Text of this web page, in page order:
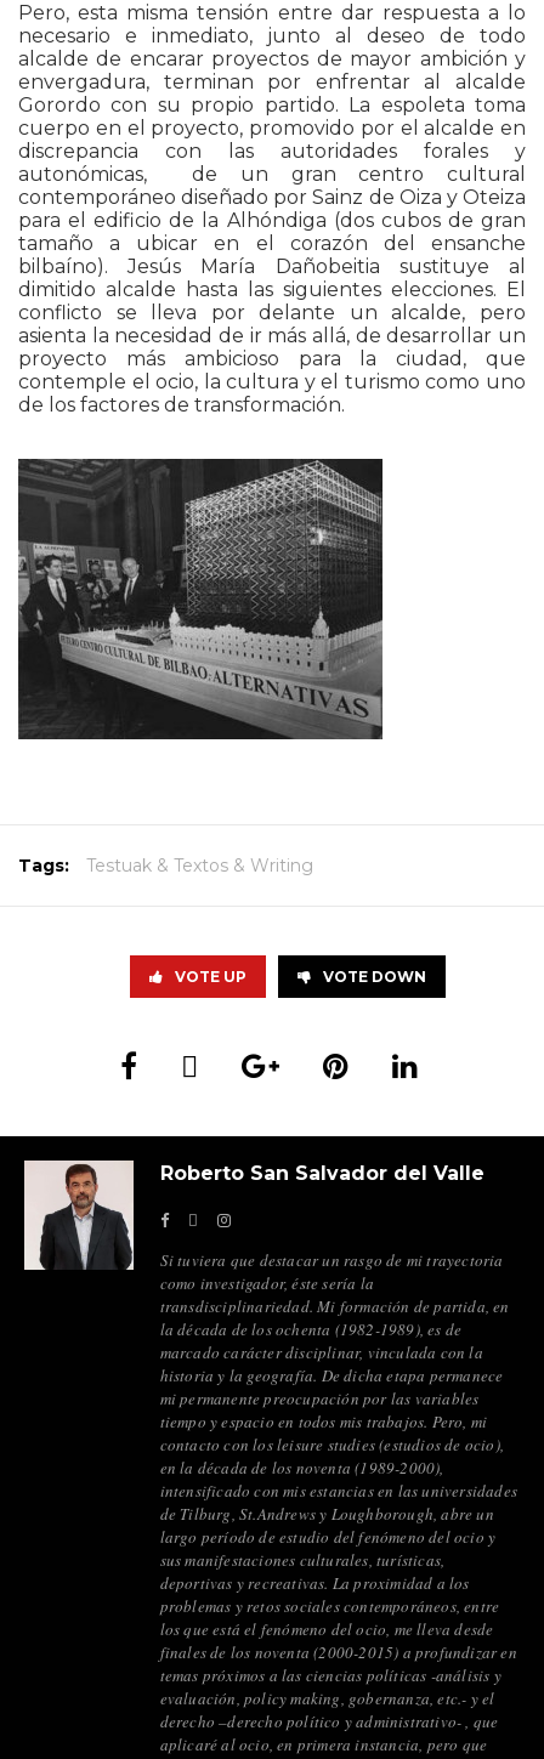
Pero, esta misma tensión entre dar respuesta a lo
necesario e inmediato, junto al deseo de todo
alcalde de encarar proyectos de mayor ambición y
envergadura, terminan por enfrentar al alcalde
Gorordo con su propio partido. La espoleta toma
cuerpo en el proyecto, promovido por el alcalde en
discrepancia con las autoridades forales y
autonómicas,
de un gran centro cultural
contemporáneo diseñado por Sainz de Oiza y Oteiza
para el edificio de la Alhóndiga (dos cubos de gran
tamaño a ubicar en el corazón del ensanche
bilbaíno). Jesús María Dañobeitia sustituye al
dimitido alcalde hasta las siguientes elecciones. El
conflicto se lleva por delante un alcalde, pero
asienta la necesidad de ir más allá, de desarrollar un
proyecto más ambicioso para la ciudad, que
contemple el ocio, la cultura y el turismo como uno
de los factores de transformación.
Tags: Testuak & Textos & Writing
VOTE UP VOTE DOWN
Roberto San Salvador del Valle
Si tuviera que destacar un rasgo de mi trayectoria
como investigador, éste sería la
transdisciplinariedad. Mi formación de partida, en
la década de los ochenta (1982-1989), es de
marcado carácter disciplinar, vinculada con la
historia y la geografía. De dicha etapa permanece
mi permanente preocupación por las variables
tiempo y espacio en todos mis trabajos. Pero, mi
contacto con los leisure studies (estudios de ocio),
en la década de los noventa (1989-2000),
intensificado con mis estancias en las universidades
de Tilburg, St.Andrews y Loughborough, abre un
largo período de estudio del fenómeno del ocio y
sus manifestaciones culturales, turísticas,
deportivas y recreativas. La proximidad a los
problemas y retos sociales contemporáneos, entre
los que está el fenómeno del ocio, me lleva desde
finales de los noventa (2000-2015) a profundizar en
temas próximos a las ciencias políticas -análisis y
evaluación, policy making, gobernanza, etc.- y el
derecho –derecho político y administrativo- , que
aplicaré al ocio, en primera instancia, pero que